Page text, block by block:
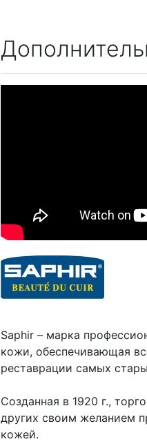
Saphir – марка
кожи, обеспечивающая
реставрации самых
Созданная в 1920 г.,
других своим желанием
кожей.